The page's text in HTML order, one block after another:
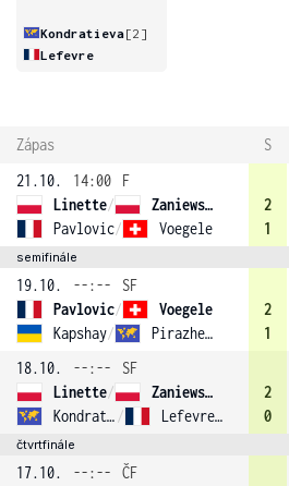
Kondratieva[2]
Lefevre
Zápas S
21.10.
14:00
F
Linette/
Zaniewska (3)
Pavlovic/ Voegele
2
1
semifinále
19.10. --:--
SF
Pavlovic/
Voegele
Kapshay/ Pirazhenka
2
1
18.10.
--:--
SF
Linette/
Zaniewska (3)
Kondratieva / Lefevre (2)
2
0
čtvrtfinále
17.10. --:--
ČF